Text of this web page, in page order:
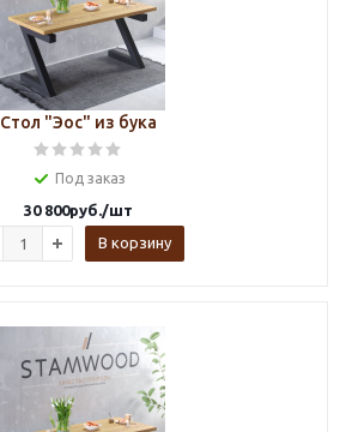
Стол "Эос" из бука
Под заказ
30 800руб./шт
В корзину